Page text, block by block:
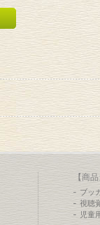
【商
ブッ
視聴
児童